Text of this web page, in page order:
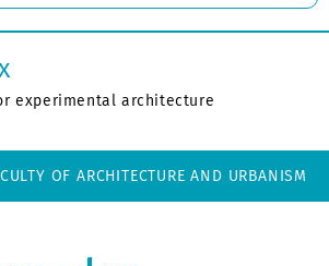
experimental architecture
OF ARCHITECTURE AND URBANISM